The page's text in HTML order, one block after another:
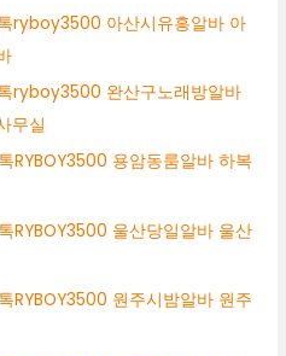
ryboy3500 아산시유흥알바 아
ryboy3500 완산구노래방알바
무실
RYBOY3500 용암동룸알바 하복
RYBOY3500 울산당일알바 울산
RYBOY3500 원주시밤알바 원주